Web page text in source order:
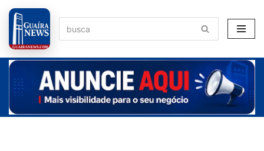
Pular
para
o
conteúdo